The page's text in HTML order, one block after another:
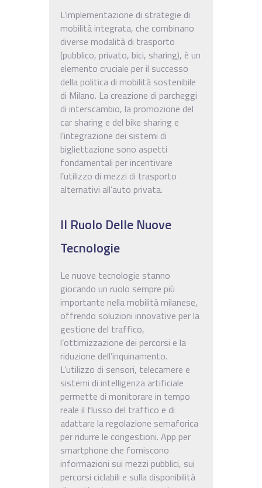
L’implementazione di strategie di
mobilità integrata, che combinano
diverse modalità di trasporto
(pubblico, privato, bici, sharing), è un
elemento cruciale per il successo
della politica di mobilità sostenibile
di Milano. La creazione di parcheggi
di interscambio, la promozione del
car sharing e del bike sharing e
l’integrazione dei sistemi di
bigliettazione sono aspetti
fondamentali per incentivare
l’utilizzo di mezzi di trasporto
alternativi all’auto privata.
Il Ruolo Delle Nuove
Tecnologie
Le nuove tecnologie stanno
giocando un ruolo sempre più
importante nella mobilità milanese,
offrendo soluzioni innovative per la
gestione del traffico,
l’ottimizzazione dei percorsi e la
riduzione dell’inquinamento.
L’utilizzo di sensori, telecamere e
sistemi di intelligenza artificiale
permette di monitorare in tempo
reale il flusso del traffico e di
adattare la regolazione semaforica
per ridurre le congestioni. App per
smartphone che forniscono
informazioni sui mezzi pubblici, sui
percorsi ciclabili e sulla disponibilità